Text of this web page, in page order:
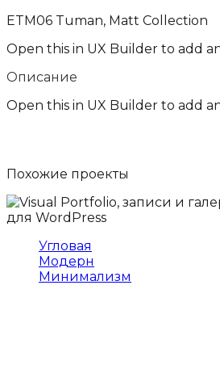
ETM06 Tuman, Matt Collection
Open this in UX Builder to add
Описание
Open this in UX Builder to add
Похожие проекты
Угловая
Модерн
Минимализм